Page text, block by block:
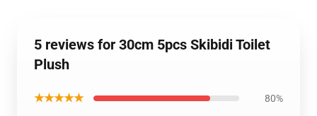
5 reviews for 30cm 5pcs Skibidi Toilet
Plush
★★★★★ 80%